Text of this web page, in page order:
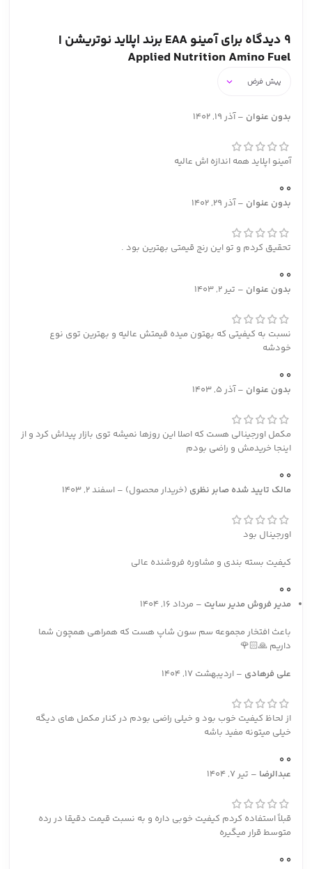
9 دیدگاه برای
آمینو EAA برند اپلاید نوتریشن |
Applied Nutrition Amino Fuel
بدون عنوان –آذر 19, 1402
آمینو اپلاید همه اندازه اش عالیه
0
0
بدون عنوان –آذر 29, 1402
تحقیق کردم و تو این رنج قیمتی بهترین بود .
0
0
بدون عنوان – تیر 2, 1403
نسبت به کیفیتی که بهتون میده قیمتش عالیه و بهترین توی نوع
خودشه
0
0
بدون عنوان –آذر 5, 1403
مکمل اورجینالی هست که اصلا این روزها نمیشه توی بازار پیداش کرد و از
اینجا خریدمش و راضی بودم
0
0
مالک تایید شده صابر نظری (خریدار محصول) – اسفند 2, 1403
اورجینال بود
کیفیت بسته بندی و مشاوره فروشنده عالی
0
0
مدیر فروش مدیر سایت – مرداد 16, 1404
باعث افتخار مجموعه سم سون شاپ هست که همراهی همچون شما
داریم 🙏🏻🌹
علی فرهادی – اردیبهشت 17, 1404
از لحاظ کیفیت خوب بود و خیلی راضی بودم در کنار مکمل های دیگه
خیلی میتونه مفید باشه
0
0
عبدالرضا – تیر 7, 1404
قبلاً استفاده کردم کیفیت خوبی داره و به نسبت قیمت دقیقا در رده
متوسط قرار میگیره
0
0